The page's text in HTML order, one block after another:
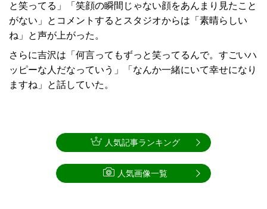
と笑ってる」「笑顔の瞬間じゃない顔をあんまり見たこと
がない」とコメントするとスタジオからは「素晴らしい
ね」と声が上がった。
さらに吉沢は「何言ってもずっと笑ってるんで。すごいハ
ッピーな人だなっていう」「なんか一緒にいて幸せになり
ますね」と話していた。
人気記事ランキング
人気画像一覧